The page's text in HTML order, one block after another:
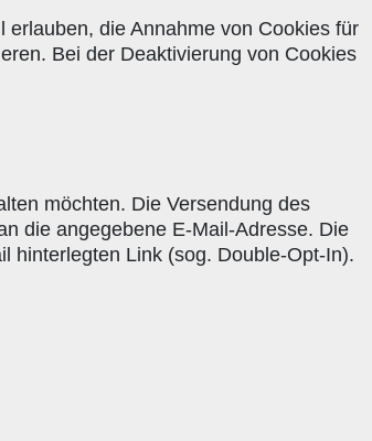
die Annahme von Cookies für
Bei der Deaktivierung von Cookies
möchten. Die Versendung des
die angegebene E-Mail-Adresse. Die
hinterlegten Link (sog. Double-Opt-In).